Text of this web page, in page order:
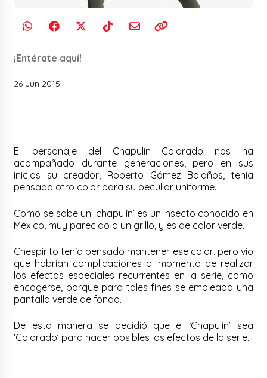
¡Entérate aquí!
26 Jun 2015
El personaje del Chapulín Colorado nos ha
acompañado durante generaciones, pero en sus
inicios su creador, Roberto Gómez Bolaños, tenía
pensado otro color para su peculiar uniforme.
Como se sabe un ‘chapulín’ es un insecto conocido en
México, muy parecido a un grillo, y es de color verde.
Chespirito tenía pensado mantener ese color, pero vio
que habrían complicaciones al momento de realizar
los efectos especiales recurrentes en la serie, como
encogerse, porque para tales fines se empleaba una
pantalla verde de fondo.
De esta manera se decidió que el ‘Chapulín’ sea
‘Colorado’ para hacer posibles los efectos de la serie.